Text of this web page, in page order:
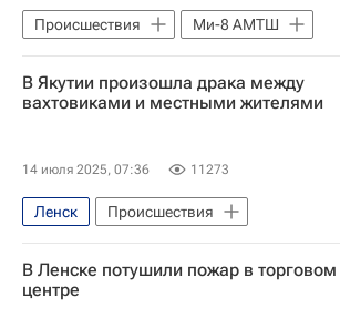
Происшествия
Ми-8 АМТШ
Республика Саха (Якутия)
В Якутии произошла драка между
вахтовиками и местными жителями
14 июля 2025, 07:36 11273
Ленск
Происшествия
Республика Бурятия
Ленский район
В Ленске потушили пожар в торговом
центре